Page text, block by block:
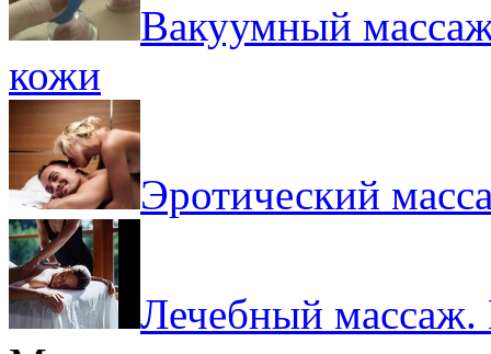
Вакуумный
кожи
Эротический
Лечебный массаж.